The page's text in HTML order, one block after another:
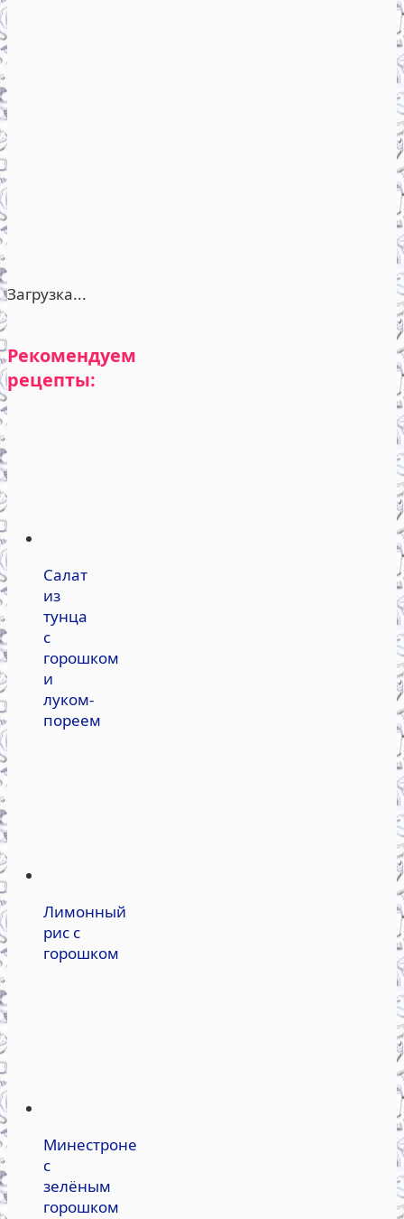
Загрузка...
Рекомендуем
рецепты:
Салат
из
тунца
с
горошком
и
луком-
пореем
Лимонный
рис с
горошком
Минестроне
с
зелёным
горошком